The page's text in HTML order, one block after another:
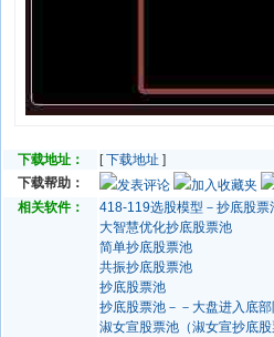
下载地址： [下载地址 ]
下载帮助：
发表评论 加入收藏夹
相关软件：
418-119选股模型－抄底股票
大智慧优化抄底股票池
简单抄底股票池
共振抄底股票池
抄底股票池
抄底股票池－－大盘进入底
淑女宣股票池（淑女宣抄底股